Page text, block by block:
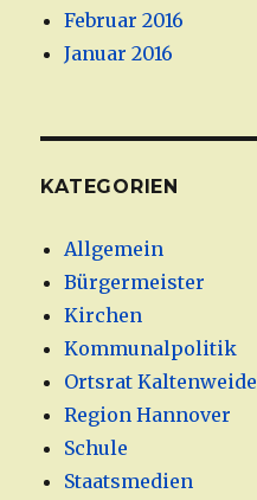
Februar 2016
Januar 2016
KATEGORIEN
Allgemein
Bürgermeister
Kirchen
Kommunalpolitik
Ortsrat Kaltenweide
Region Hannover
Schule
Staatsmedien